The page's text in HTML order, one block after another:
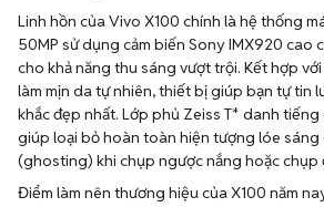
Linh hồn của Vivo X100 chính là hệ thống
50MP sử dụng cảm biến Sony IMX920 cao
cho khả năng thu sáng vượt trội. Kết hợp
làm mịn da tự nhiên, thiết bị giúp bạn tự tin
khắc đẹp nhất. Lớp phủ Zeiss T* danh
giúp loại bỏ hoàn toàn hiện tượng lóe
(ghosting) khi chụp ngược nắng hoặc chụp
Điểm làm nên thương hiệu của X100 năm